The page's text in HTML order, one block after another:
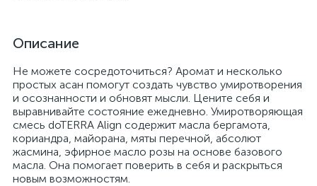
Описание
Не можете сосредоточиться? Аромат и несколько
простых асан помогут создать чувство умиротворения
и осознанности и обновят мысли. Цените себя и
выравнивайте состояние ежедневно. Умиротворяющая
смесь doTERRA Align содержит масла бергамота,
кориандра, майорана, мяты перечной, абсолют
жасмина, эфирное масло розы на основе базового
масла. Она помогает поверить в себя и раскрыться
новым возможностям.